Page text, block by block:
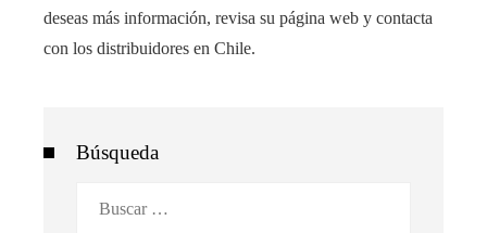
deseas más información, revisa su página web y contacta
con los distribuidores en Chile.
Búsqueda